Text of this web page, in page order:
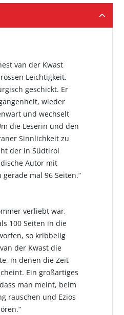
van der Kwast
Leichtigkeit,
geschickt. Er
wieder
und wechselt
die Leserin und den
Sinnlichkeit zu
der in Südtirol
Autor mit
mal 96 Seiten.“
verliebt war,
100 Seiten in die
so kribbelig
der Kwast die
in denen die Zeit
Ein großartiges
man meint, beim
rauschen und Ezios